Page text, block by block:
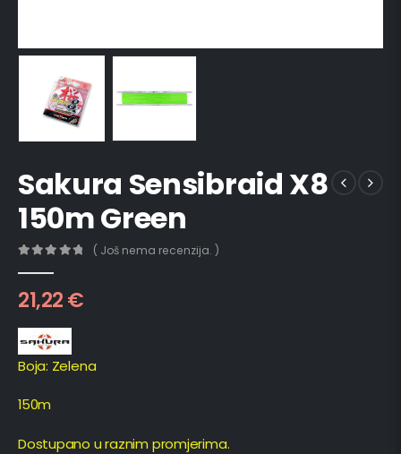
Sakura Sensibraid X8
150m Green
( Još nema recenzija. )
21,22€
Boja: Zelena
150m
Dostupano u raznim promjerima.